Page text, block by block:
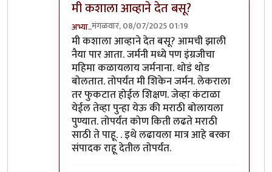
मी कशाला आव्हाने देत बसू?
अभ्या..मंगळवार, 08/07/2025 01:19
In reply toमग सरळ सरळ त्रीभाषा सूत्रीलाच
मी कशाला आव्हाने देत बसू? आमची झाली
नैया पार आता. जर्मनी मध्ये पण इंग्रजीचा
महिमा कळायलाय जर्मनाना. थोडं थोड
बोलतात. तोपर्यंत मी शिकेन जर्मन. लेकराला
तर फुकटात होईल शिक्षण. जेव्हा कंटाळा
येईल तेव्हा पुन्हा येऊ की मराठी बोलायला
पुण्यात. तोपर्यंत कोण किती लढते मराठी
साठी ते पाहू. . इथे लढायला मात्र आहे बरका
संपादक राहू देतील तोपर्यंत.